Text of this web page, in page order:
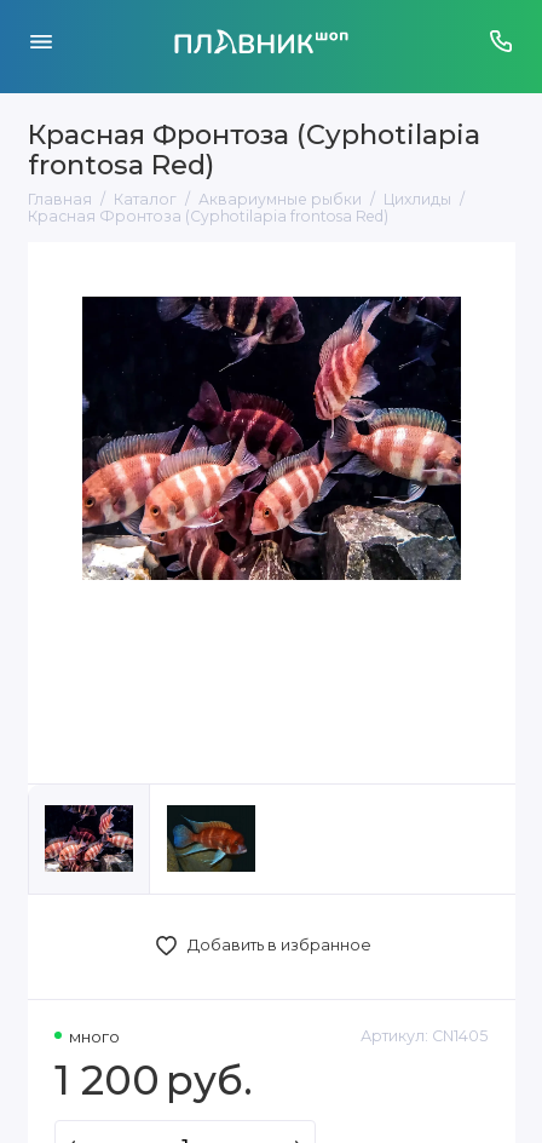
Красная Фронтоза (Cyphotilapia
frontosa Red)
Главная Каталог Аквариумные рыбки
Цихлиды
Красная Фронтоза (Cyphotilapia frontosa Red)
Добавить в избранное
много Артикул: CN1405
1 200 руб.